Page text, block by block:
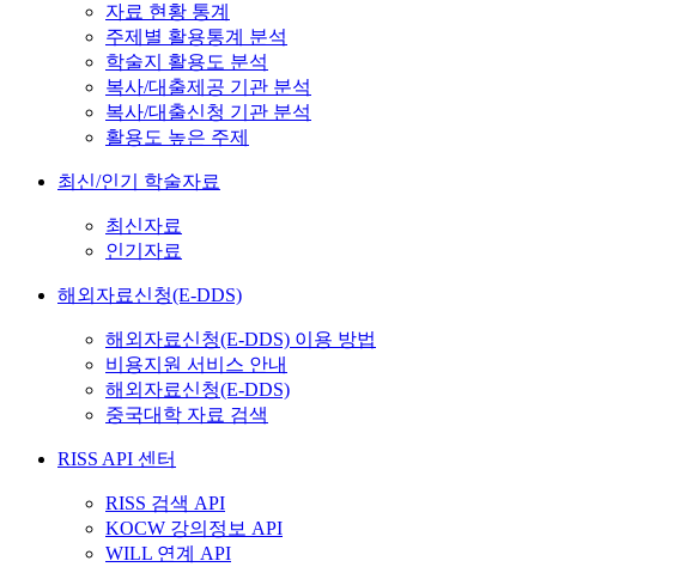
자료 현황 통계
주제별 활용통계 분석
학술지 활용도 분석
복사/대출제공 기관 분석
복사/대출신청 기관 분석
활용도 높은 주제
최신/인기 학술자료
최신자료
인기자료
해외자료신청(E-DDS)
해외자료신청(E-DDS) 이용 방법
비용지원 서비스 안내
해외자료신청(E-DDS)
중국대학 자료 검색
RISS API 센터
RISS 검색 API
KOCW 강의정보 API
WILL 연계 API